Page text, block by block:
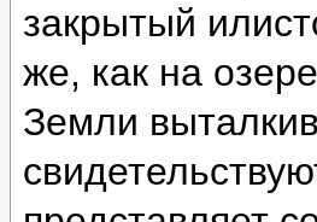
закрытый
же, как на
Земли